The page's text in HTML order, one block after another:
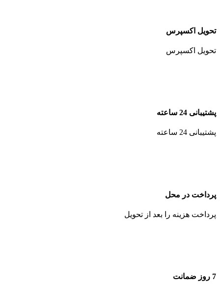
تحویل اکسپرس
تحویل اکسپرس
پشتیبانی 24 ساعته
پشتیبانی 24 ساعته
پرداخت در محل
پرداخت هزینه را بعد از تحویل
7 روز ضمانت